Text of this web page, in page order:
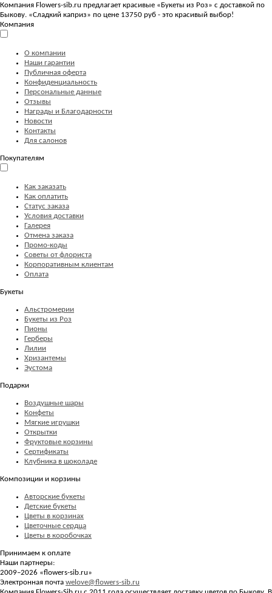
Компания Flowers-sib.ru предлагает красивые «Букеты из Роз» с доставкой по
Быкову. «Сладкий каприз» по цене 13750 руб - это красивый выбор!
Компания
О компании
Наши гарантии
Публичная оферта
Конфиденциальность
Персональные данные
Отзывы
Награды и Благодарности
Новости
Контакты
Для салонов
Покупателям
Как заказать
Как оплатить
Статус заказа
Условия доставки
Галерея
Отмена заказа
Промо-коды
Советы от флориста
Корпоративным клиентам
Оплата
Букеты
Альстромерии
Букеты из Роз
Пионы
Герберы
Лилии
Хризантемы
Эустома
Подарки
Воздушные шары
Конфеты
Мягкие игрушки
Открытки
Фруктовые корзины
Сертификаты
Клубника в шоколаде
Композиции и корзины
Авторские букеты
Детские букеты
Цветы в корзинах
Цветочные сердца
Цветы в коробочках
Принимаем к оплате
Наши партнеры:
2009–2026 «flowers-sib.ru»
Электронная почта welove@flowers-sib.ru